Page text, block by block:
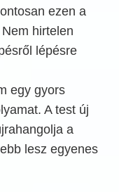
ezen a
hirtelen
lépésre
egy gyors
A test új
a
lesz egyenes